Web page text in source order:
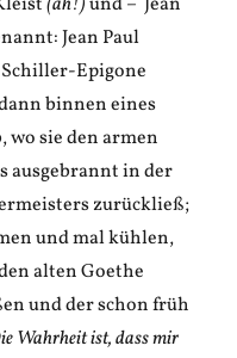
Jean Paul
Epigone
binnen eines
wo sie den armen
ausgebrannt in der
zurückließ;
und mal kühlen,
alten Goethe
und der schon früh
Wahrheit ist, dass mir